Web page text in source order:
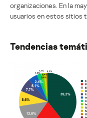
organizaciones. En la
usuarios en estos sitios
Tendencias